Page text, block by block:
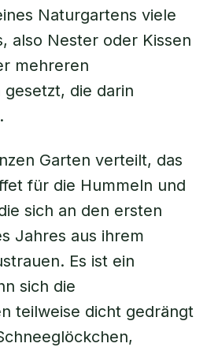
Naturgartens viele
also Nester oder Kissen
mehreren
die darin
Garten verteilt, das
für die Hummeln und
sich an den ersten
Jahres aus ihrem
Es ist ein
sich die
teilweise dicht gedrängt